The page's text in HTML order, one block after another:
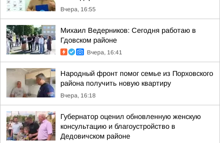
Вчера, 16:55
Михаил Ведерников: Сегодня работаю в
Гдовском районе
Вчера, 16:41
Народный фронт помог семье из Порховского
района получить новую квартиру
Вчера, 16:18
Губернатор оценил обновленную женскую
консультацию и благоустройство в
Дедовичском районе